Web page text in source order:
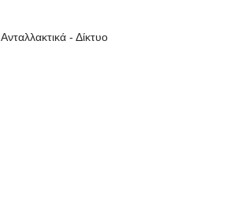
Ανταλλακτικά - Δίκτυο